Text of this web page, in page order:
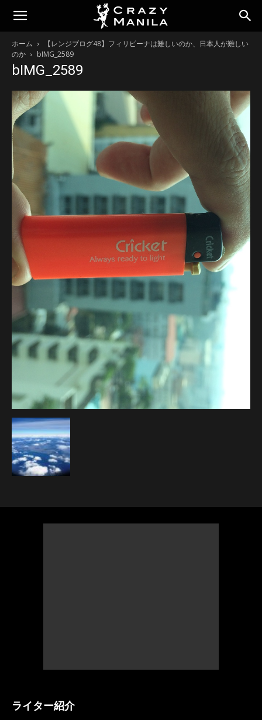
ホーム
【レンジブログ48】フィリピーナは難しいのか、日本人が難しい
のか
bIMG_2589
bIMG_2589
ライター紹介